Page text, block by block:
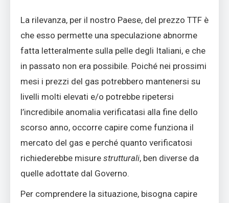
La rilevanza, per il nostro Paese, del prezzo TTF è
che esso permette una speculazione abnorme
fatta letteralmente sulla pelle degli Italiani, e che
in passato non era possibile. Poiché nei prossimi
mesi i prezzi del gas potrebbero mantenersi su
livelli molti elevati e/o potrebbe ripetersi
l’incredibile anomalia verificatasi alla fine dello
scorso anno, occorre capire come funziona il
mercato del gas e perché quanto verificatosi
richiederebbe misure strutturali, ben diverse da
quelle adottate dal Governo.
Per comprendere la situazione, bisogna capire